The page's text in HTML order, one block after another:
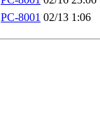
PC-8001 02/13 1:06